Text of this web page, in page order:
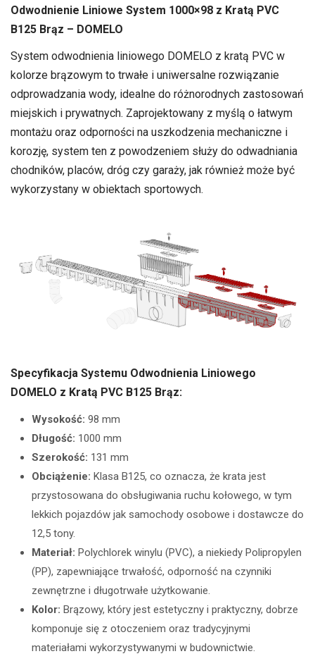
Odwodnienie Liniowe System 1000×98 z Kratą PVC
B125 Brąz – DOMELO
System odwodnienia liniowego DOMELO z kratą PVC w
kolorze brązowym to trwałe i uniwersalne rozwiązanie
odprowadzania wody, idealne do różnorodnych zastosowań
miejskich i prywatnych. Zaprojektowany z myślą o łatwym
montażu oraz odporności na uszkodzenia mechaniczne i
korozję, system ten z powodzeniem służy do odwadniania
chodników, placów, dróg czy garaży, jak również może być
wykorzystany w obiektach sportowych.
Specyfikacja Systemu Odwodnienia Liniowego
DOMELO z Kratą PVC B125 Brąz:
Wysokość: 98 mm
Długość: 1000 mm
Szerokość: 131 mm
Obciążenie: Klasa B125, co oznacza, że krata jest
przystosowana do obsługiwania ruchu kołowego, w tym
lekkich pojazdów jak samochody osobowe i dostawcze do
12,5 tony.
Materiał: Polychlorek winylu (PVC), a niekiedy Polipropylen
(PP), zapewniające trwałość, odporność na czynniki
zewnętrzne i długotrwałe użytkowanie.
Kolor: Brązowy, który jest estetyczny i praktyczny, dobrze
komponuje się z otoczeniem oraz tradycyjnymi
materiałami wykorzystywanymi w budownictwie.